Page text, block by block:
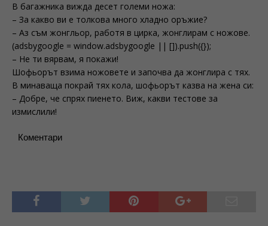
В багажника вижда десет големи ножа:
– За какво ви е толкова много хладно оръжие?
– Аз съм жонгльор, работя в цирка, жонглирам с ножове.
(adsbygoogle = window.adsbygoogle || []).push({});
– Не ти вярвам, я покажи!
Шофьорът взима ножовете и започва да жонглира с тях.
В минаваща покрай тях кола, шофьорът казва на жена си:
– Добре, че спрях пиенето. Виж, какви тестове за
измислили!
Коментари